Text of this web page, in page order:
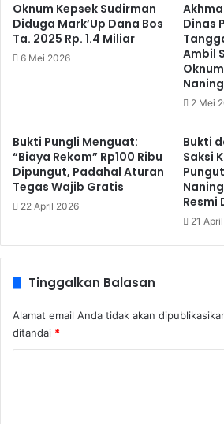
Oknum Kepsek Sudirman
Diduga Mark’Up Dana Bos
Ta. 2025 Rp. 1.4 Miliar
6 Mei 2026
Dinas
Ambil
2 Mei
Bukti Pungli Menguat:
“Biaya Rekom” Rp100 Ribu
Dipungut, Padahal Aturan
Tegas Wajib Gratis
22 April 2026
Bukti
Saksi
Resmi
21
Tinggalkan Balasan
Alamat email Anda tidak akan
ditandai *